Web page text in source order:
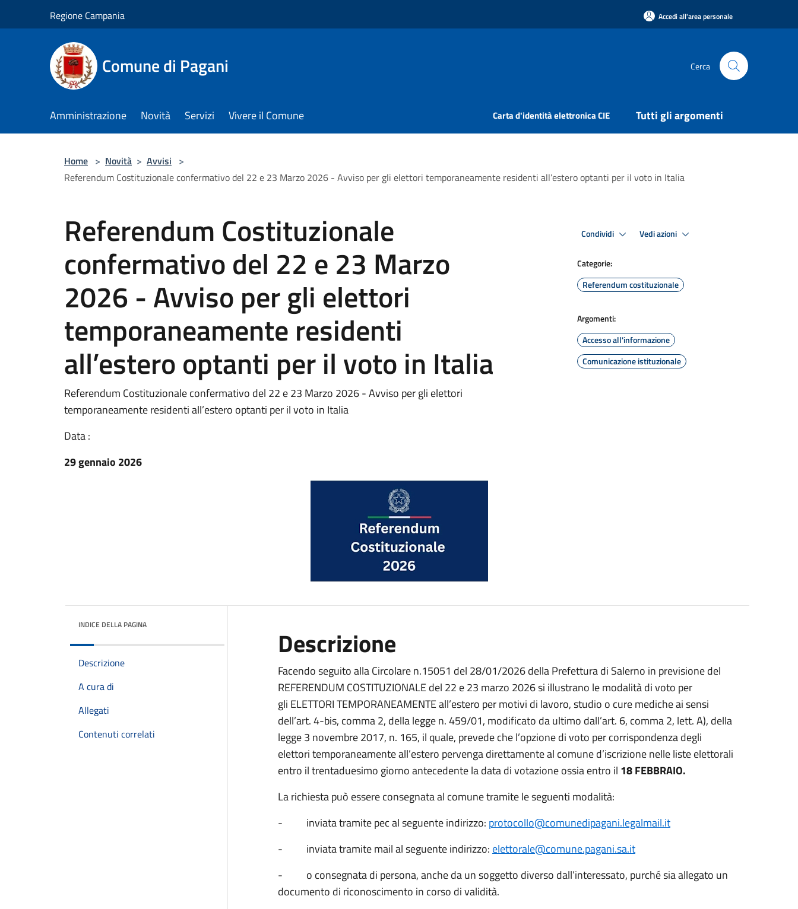
Regione Campania Accedi all'area personale
Comune di Pagani Cerca
Amministrazione Novità Servizi Vivere il Comune Carta d'identità elettronica CIE Tutti gli argomenti
Home > Novità > Avvisi >
Referendum Costituzionale confermativo del 22 e 23 Marzo 2026 - Avviso per gli elettori temporaneamente residenti all’estero optanti per il voto in Italia
Referendum Costituzionale
confermativo del 22 e 23 Marzo
2026 - Avviso per gli elettori
temporaneamente residenti
all’estero optanti per il voto in Italia
Referendum Costituzionale confermativo del 22 e 23 Marzo 2026 - Avviso per gli elettori
temporaneamente residenti all’estero optanti per il voto in Italia
Data :
29 gennaio 2026
Condividi Vedi azioni
Categorie:
Referendum costituzionale
Argomenti:
Accesso all'informazione
Comunicazione istituzionale
INDICE DELLA PAGINA
Descrizione
A cura di
Allegati
Contenuti correlati
Descrizione
Facendo seguito alla Circolare n.15051 del 28/01/2026 della Prefettura di Salerno in previsione del
REFERENDUM COSTITUZIONALE del 22 e 23 marzo 2026 si illustrano le modalità di voto per
gli ELETTORI TEMPORANEAMENTE all’estero per motivi di lavoro, studio o cure mediche ai sensi
dell’art. 4-bis, comma 2, della legge n. 459/01, modificato da ultimo dall’art. 6, comma 2, lett. A), della
legge 3 novembre 2017, n. 165, il quale, prevede che l’opzione di voto per corrispondenza degli
elettori temporaneamente all’estero pervenga direttamente al comune d’iscrizione nelle liste elettorali
entro il trentaduesimo giorno antecedente la data di votazione ossia entro il 18 FEBBRAIO.
La richiesta può essere consegnata al comune tramite le seguenti modalità:
- inviata tramite pec al seguente indirizzo: protocollo@comunedipagani.legalmail.it
- inviata tramite mail al seguente indirizzo: elettorale@comune.pagani.sa.it
- o consegnata di persona, anche da un soggetto diverso dall’interessato, purché sia allegato un
documento di riconoscimento in corso di validità.